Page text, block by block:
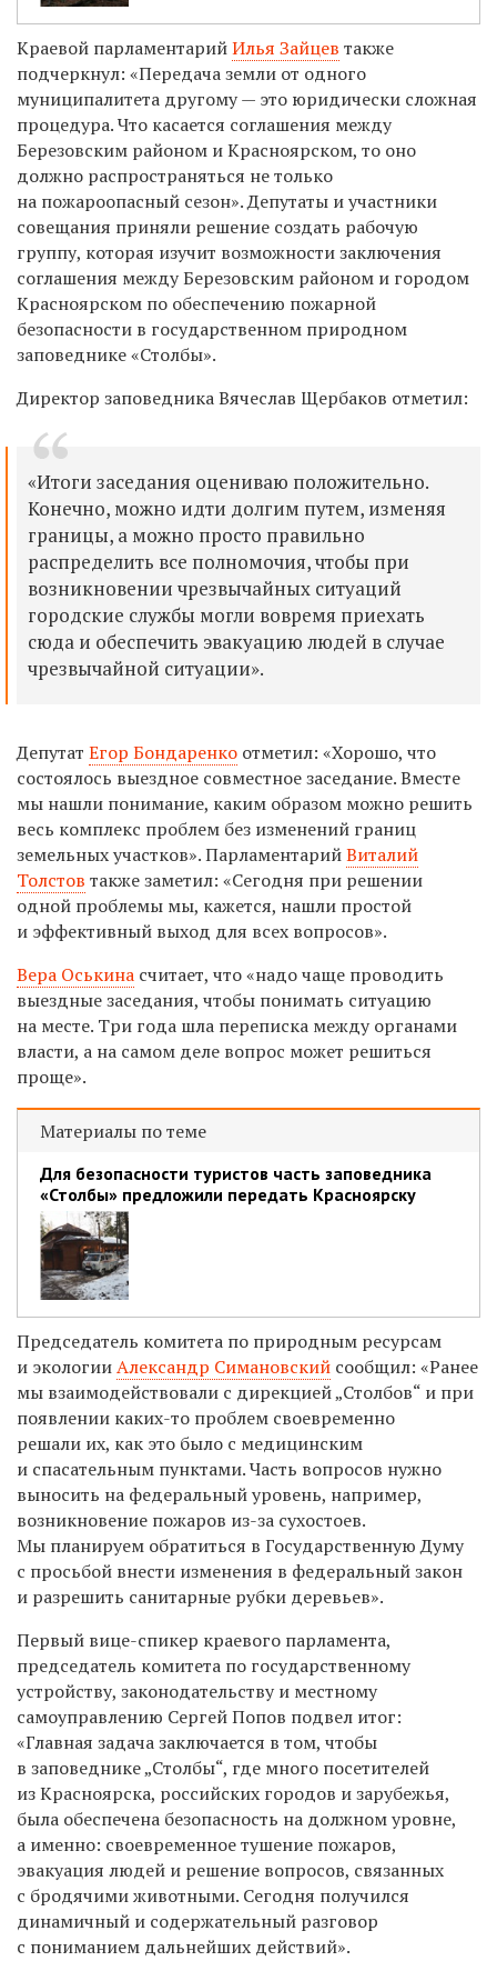
Краевой парламентарийИлья Зайцев также
подчеркнул: «Передача земли от одного
муниципалитета другому — это юридически сложная
процедура. Что касается соглашения между
Березовским районом и Красноярском, то оно
должно распространяться не только
на пожароопасный сезон». Депутаты и участники
совещания приняли решение создать рабочую
группу, которая изучит возможности заключения
соглашения между Березовским районом и городом
Красноярском по обеспечению пожарной
безопасности в государственном природном
заповеднике «Столбы».
Директор заповедника Вячеслав Щербаков отметил:
«Итоги заседания оцениваю положительно.
Конечно, можно идти долгим путем, изменяя
границы, а можно просто правильно
распределить все полномочия, чтобы при
возникновении чрезвычайных ситуаций
городские службы могли вовремя приехать
сюда и обеспечить эвакуацию людей в случае
чрезвычайной ситуации».
Депутат Егор Бондаренко отметил: «Хорошо, что
состоялось выездное совместное заседание. Вместе
мы нашли понимание, каким образом можно решить
весь комплекс проблем без изменений границ
земельных участков». ПарламентарийВиталий
Толстов также заметил: «Сегодня при решении
одной проблемы мы, кажется, нашли простой
и эффективный выход для всех вопросов».
Вера Оськина считает, что «надо чаще проводить
выездные заседания, чтобы понимать ситуацию
на месте. Три года шла переписка между органами
власти, а на самом деле вопрос может решиться
проще».
Материалы по теме
Для безопасности туристов часть заповедника
«Столбы» предложили передать Красноярску
Председатель комитета по природным ресурсам
и экологииАлександр Симановский сообщил: «Ранее
мы взаимодействовали с дирекцией „Столбов“ и при
появлении каких-то проблем своевременно
решали их, как это было с медицинским
и спасательным пунктами. Часть вопросов нужно
выносить на федеральный уровень, например,
возникновение пожаров из-за сухостоев.
Мы планируем обратиться в Государственную Думу
с просьбой внести изменения в федеральный закон
и разрешить санитарные рубки деревьев».
Первый вице-спикер краевого парламента,
председатель комитета по государственному
устройству, законодательству и местному
самоуправлению Сергей Попов подвел итог:
«Главная задача заключается в том, чтобы
в заповеднике „Столбы“, где много посетителей
из Красноярска, российских городов и зарубежья,
была обеспечена безопасность на должном уровне,
а именно: своевременное тушение пожаров,
эвакуация людей и решение вопросов, связанных
с бродячими животными. Сегодня получился
динамичный и содержательный разговор
с пониманием дальнейших действий».